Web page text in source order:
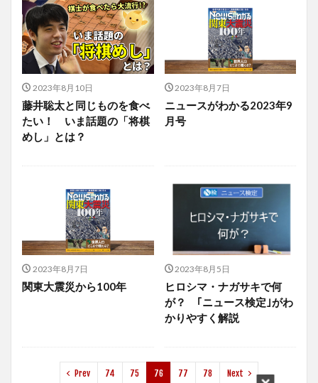
2023年8月10日
藤井聡太と同じものを食べ
たい！ いま話題の「将棋
めし」とは？
2023年8月7日
ニュースがわかる2023年9
月号
2023年8月7日
関東大震災から100年
2023年8月5日
ヒロシマ・ナガサキで何
が？ ｢ニュース検定｣がわ
かりやすく解説
Prev 74 75 76 77 78 Next